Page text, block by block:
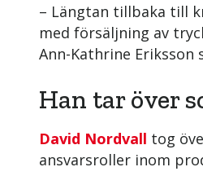
– Längtan tillbaka till
med försäljning av
Ann-Kathrine Eriksson
Han tar över
David Nordvall tog
ansvarsroller inom